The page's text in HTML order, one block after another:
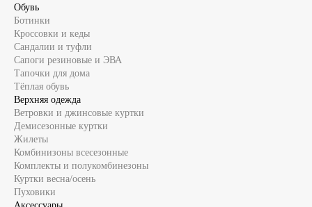
Обувь
Ботинки
Кроссовки и кеды
Сандалии и туфли
Сапоги резиновые и ЭВА
Тапочки для дома
Тёплая обувь
Верхняя одежда
Ветровки и джинсовые куртки
Демисезонные куртки
Жилеты
Комбинизоны всесезонные
Комплекты и полукомбинезоны
Куртки весна/осень
Пуховики